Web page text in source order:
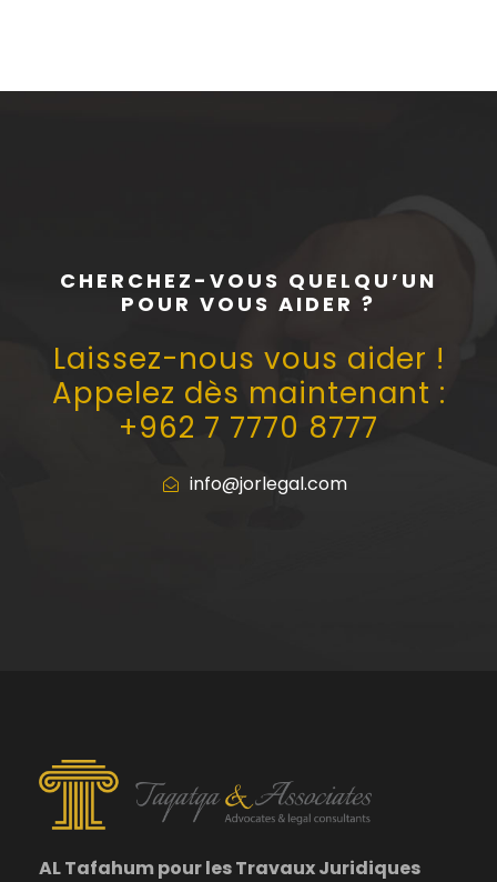
CHERCHEZ-VOUS QUELQU’UN
POUR VOUS AIDER ?
Laissez-nous vous aider !
Appelez dès maintenant :
+962 7 7770 8777
info@jorlegal.com
AL Tafahum pour les Travaux Juridiques